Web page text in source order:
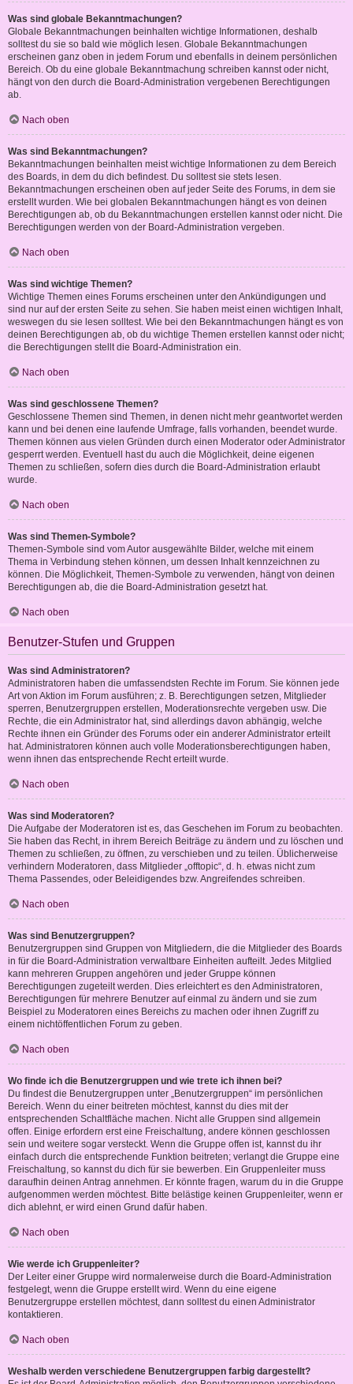
Was sind globale Bekanntmachungen?
Globale Bekanntmachungen beinhalten wichtige Informationen, deshalb
solltest du sie so bald wie möglich lesen. Globale Bekanntmachungen
erscheinen ganz oben in jedem Forum und ebenfalls in deinem persönlichen
Bereich. Ob du eine globale Bekanntmachung schreiben kannst oder nicht,
hängt von den durch die Board-Administration vergebenen Berechtigungen
ab.
Nach oben
Was sind Bekanntmachungen?
Bekanntmachungen beinhalten meist wichtige Informationen zu dem Bereich
des Boards, in dem du dich befindest. Du solltest sie stets lesen.
Bekanntmachungen erscheinen oben auf jeder Seite des Forums, in dem sie
erstellt wurden. Wie bei globalen Bekanntmachungen hängt es von deinen
Berechtigungen ab, ob du Bekanntmachungen erstellen kannst oder nicht. Die
Berechtigungen werden von der Board-Administration vergeben.
Nach oben
Was sind wichtige Themen?
Wichtige Themen eines Forums erscheinen unter den Ankündigungen und
sind nur auf der ersten Seite zu sehen. Sie haben meist einen wichtigen Inhalt,
weswegen du sie lesen solltest. Wie bei den Bekanntmachungen hängt es von
deinen Berechtigungen ab, ob du wichtige Themen erstellen kannst oder nicht;
die Berechtigungen stellt die Board-Administration ein.
Nach oben
Was sind geschlossene Themen?
Geschlossene Themen sind Themen, in denen nicht mehr geantwortet werden
kann und bei denen eine laufende Umfrage, falls vorhanden, beendet wurde.
Themen können aus vielen Gründen durch einen Moderator oder Administrator
gesperrt werden. Eventuell hast du auch die Möglichkeit, deine eigenen
Themen zu schließen, sofern dies durch die Board-Administration erlaubt
wurde.
Nach oben
Was sind Themen-Symbole?
Themen-Symbole sind vom Autor ausgewählte Bilder, welche mit einem
Thema in Verbindung stehen können, um dessen Inhalt kennzeichnen zu
können. Die Möglichkeit, Themen-Symbole zu verwenden, hängt von deinen
Berechtigungen ab, die die Board-Administration gesetzt hat.
Nach oben
Benutzer-Stufen und Gruppen
Was sind Administratoren?
Administratoren haben die umfassendsten Rechte im Forum. Sie können jede
Art von Aktion im Forum ausführen; z. B. Berechtigungen setzen, Mitglieder
sperren, Benutzergruppen erstellen, Moderationsrechte vergeben usw. Die
Rechte, die ein Administrator hat, sind allerdings davon abhängig, welche
Rechte ihnen ein Gründer des Forums oder ein anderer Administrator erteilt
hat. Administratoren können auch volle Moderationsberechtigungen haben,
wenn ihnen das entsprechende Recht erteilt wurde.
Nach oben
Was sind Moderatoren?
Die Aufgabe der Moderatoren ist es, das Geschehen im Forum zu beobachten.
Sie haben das Recht, in ihrem Bereich Beiträge zu ändern und zu löschen und
Themen zu schließen, zu öffnen, zu verschieben und zu teilen. Üblicherweise
verhindern Moderatoren, dass Mitglieder „offtopic“, d. h. etwas nicht zum
Thema Passendes, oder Beleidigendes bzw. Angreifendes schreiben.
Nach oben
Was sind Benutzergruppen?
Benutzergruppen sind Gruppen von Mitgliedern, die die Mitglieder des Boards
in für die Board-Administration verwaltbare Einheiten aufteilt. Jedes Mitglied
kann mehreren Gruppen angehören und jeder Gruppe können
Berechtigungen zugeteilt werden. Dies erleichtert es den Administratoren,
Berechtigungen für mehrere Benutzer auf einmal zu ändern und sie zum
Beispiel zu Moderatoren eines Bereichs zu machen oder ihnen Zugriff zu
einem nichtöffentlichen Forum zu geben.
Nach oben
Wo finde ich die Benutzergruppen und wie trete ich ihnen bei?
Du findest die Benutzergruppen unter „Benutzergruppen“ im persönlichen
Bereich. Wenn du einer beitreten möchtest, kannst du dies mit der
entsprechenden Schaltfläche machen. Nicht alle Gruppen sind allgemein
offen. Einige erfordern erst eine Freischaltung, andere können geschlossen
sein und weitere sogar versteckt. Wenn die Gruppe offen ist, kannst du ihr
einfach durch die entsprechende Funktion beitreten; verlangt die Gruppe eine
Freischaltung, so kannst du dich für sie bewerben. Ein Gruppenleiter muss
daraufhin deinen Antrag annehmen. Er könnte fragen, warum du in die Gruppe
aufgenommen werden möchtest. Bitte belästige keinen Gruppenleiter, wenn er
dich ablehnt, er wird einen Grund dafür haben.
Nach oben
Wie werde ich Gruppenleiter?
Der Leiter einer Gruppe wird normalerweise durch die Board-Administration
festgelegt, wenn die Gruppe erstellt wird. Wenn du eine eigene
Benutzergruppe erstellen möchtest, dann solltest du einen Administrator
kontaktieren.
Nach oben
Weshalb werden verschiedene Benutzergruppen farbig dargestellt?